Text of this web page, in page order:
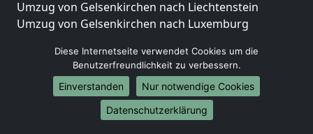
Umzug von Gelsenkirchen nach Liechtenstein
Umzug von Gelsenkirchen nach Luxemburg
Umzug von Gelsenkirchen nach Norwegen
Umzüge-Deutschlandweit
Umzug von Gelsenkirchen nach Berlin
Umzug von Gelsenkirchen nach Hamburg
Diese Internetseite verwendet Cookies um die
Benutzerfreundlichkeit zu verbessern.
Einverstanden
Nur notwendige Cookies
Datenschutzerklärung